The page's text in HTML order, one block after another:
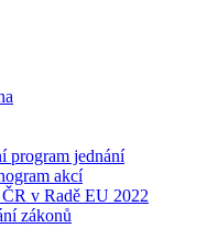
program jednání
akcí
v Radě EU 2022
zákonů